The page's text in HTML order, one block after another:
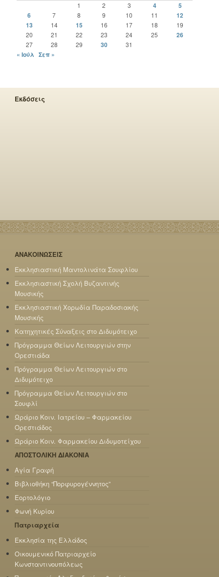
1 2 3 4
5
6
7 8 9 10 11
12
13
14 15 16 17 18
19
20
21 22 23 24 25 26
27 28 29 30 31
« Ιούλ Σεπ »
Εκδόσεις
ΑΝΑΚΟΙΝΩΣΕΙΣ
Εκκλησιαστική Μαντολινάτα Σουφλίου
Εκκλησιαστική Σχολή Βυζαντινής
Μουσικής
Εκκλησιαστική Χορωδία Παραδοσιακής
Μουσικής
Κατηχητικές Σύναξεις στο Διδυμότειχο
Πρόγραμμα Θείων Λειτουργιών στην
Ορεστιάδα
Πρόγραμμα Θείων Λειτουργιών στο
Διδυμότειχο
Πρόγραμμα Θείων Λειτουργιών στο
Σουφλί
Ωράριο Κοιν. Ιατρείου – Φαρμακείου
Ορεστιάδος
Ωράριο Κοιν. Φαρμακείου Διδυμοτείχου
ΑΠΟΣΤΟΛΙΚΗ ΔΙΑΚΟΝΙΑ
Αγία Γραφή
Βιβλιοθήκη “Πορφυρογέννητος”
Εορτολόγιο
Φωνή Κυρίου
Πατριαρχεία
Εκκλησία της Ελλάδος
Οικουμενικό Πατριαρχείο
Κωνσταντινουπόλεως